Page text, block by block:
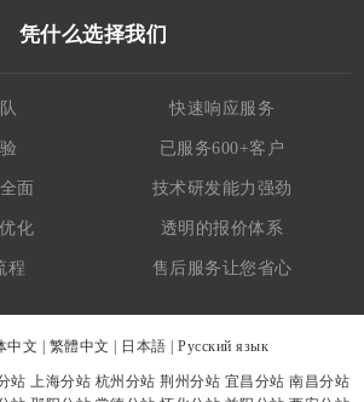
凭什么选择我们
快速响应服务
已服务600+客户
面 技术研发能力强劲
化 透明的报价体系
程 售后服务让您省心
中文 繁體中文 日本語 Русский язык
站 上海分站 杭州分站 荆州分站 宜昌分站 南昌分站